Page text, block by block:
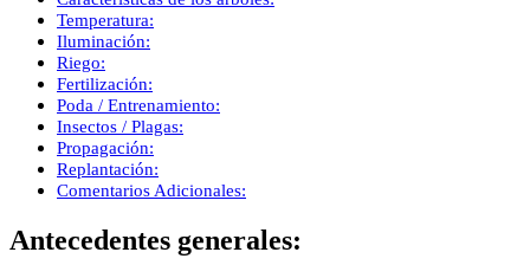
Temperatura:
Iluminación:
Riego:
Fertilización:
Poda / Entrenamiento:
Insectos / Plagas:
Propagación:
Replantación:
Comentarios Adicionales:
Antecedentes generales: